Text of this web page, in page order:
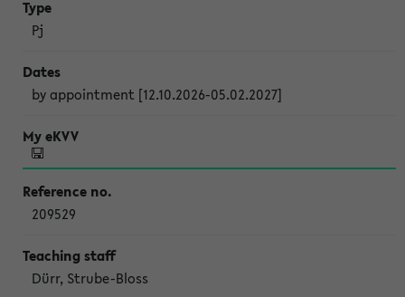
Pj
by appointment [12.10.2026-05.02.2027]
209529
Dürr, Strube-Bloss